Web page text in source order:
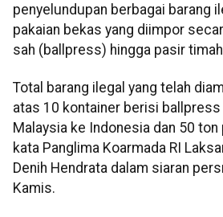
penyelundupan berbagai barang
pakaian bekas yang diimpor
sah (ballpress) hingga pasir
Total barang ilegal yang telah
atas 10 kontainer berisi ballpress
Malaysia ke Indonesia dan 50
kata Panglima Koarmada RI
Denih Hendrata dalam siaran
Kamis.